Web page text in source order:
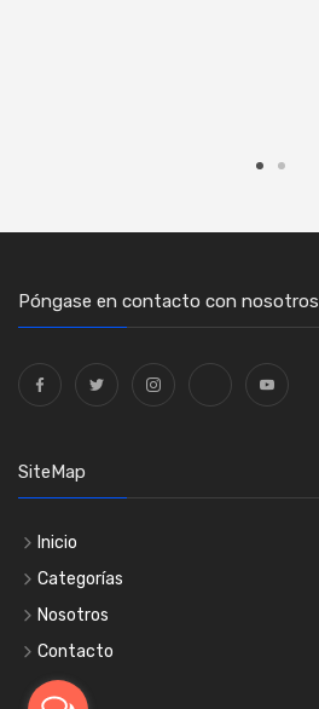
Póngase en contacto con nosotros
SiteMap
Inicio
Categorías
Nosotros
Contacto